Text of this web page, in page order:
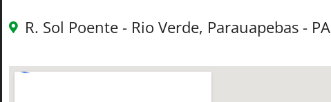
R. Sol Poente - Rio Verde, Parauapebas - PA